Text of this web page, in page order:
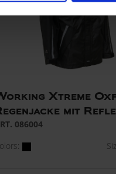
Xtreme
mit
086004